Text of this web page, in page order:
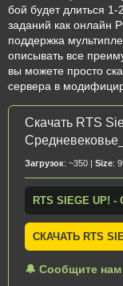
бой будет длиться
заданий как онлайн
поддержка
описывать все
вы можете просто
сервера в
Скачать RTS
Загрузок: ~350 | Size:
RTS SIEGE UP!
СКАЧАТЬ RTS
🔔 Сообщите нам